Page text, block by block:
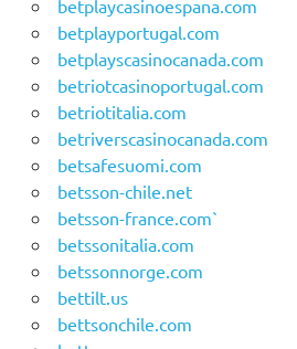
betplaycasinoespana.com
betplayportugal.com
betplayscasinocanada.com
betriotcasinoportugal.com
betriotitalia.com
betriverscasinocanada.com
betsafesuomi.com
betsson-chile.net
betsson-france.com`
betssonitalia.com
betssonnorge.com
bettilt.us
bettsonchile.com